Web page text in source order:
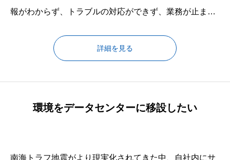
報がわからず、トラブルの対応ができず、業務が止まっ
ールアドレスが使えなくなってしまうかもしれません。
新しいベンダーに一から構築してもらうために、多くの
詳細を見る
環境をデータセンターに移設したい
南海トラフ地震がより現実化されてきた中、自社内にサ